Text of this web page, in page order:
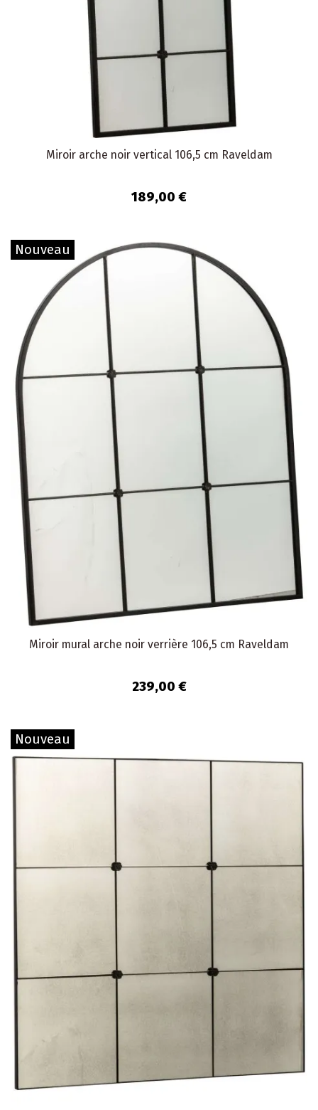
Miroir arche noir vertical 106,5 cm Raveldam
189,00 €
Nouveau
Miroir mural arche noir verrière 106,5 cm Raveldam
239,00 €
Nouveau